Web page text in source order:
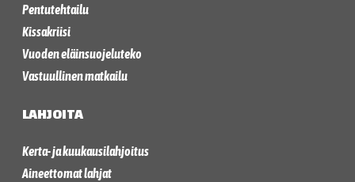
Pentutehtailu
Kissakriisi
Vuoden eläinsuojeluteko
Vastuullinen matkailu
LAHJOITA
Kerta- ja kuukausilahjoitus
Aineettomat lahjat